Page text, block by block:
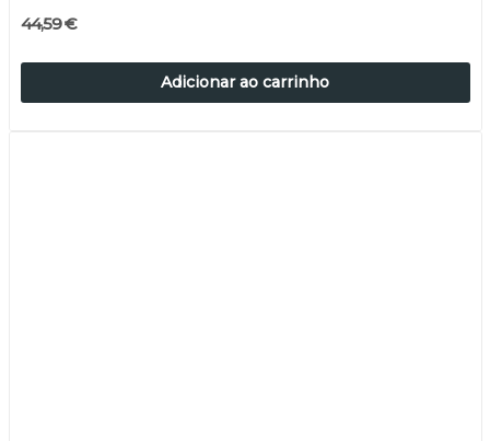
44,59 €
Adicionar ao carrinho